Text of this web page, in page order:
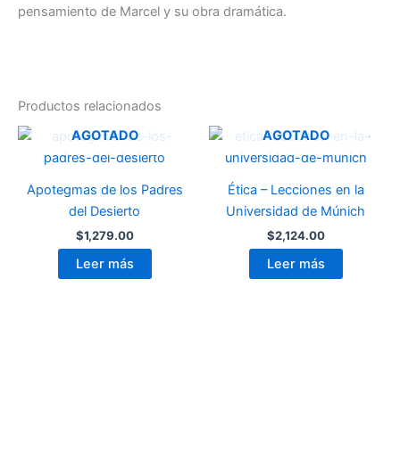
pensamiento de Marcel y su obra dramática.
Productos relacionados
AGOTADO
Apotegmas de los Padres
del Desierto
$1,279.00
Leer más
AGOTADO
Ética – Lecciones en la
Universidad de Múnich
$2,124.00
Leer más